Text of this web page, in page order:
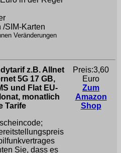
/SIM-Karten
Veränderungen
z.B. Allnet
5G 17 GB,
und Flat EU-
monatlich
Tarife
Sie, dass es
Preis:3,60
Euro
Zum
Amazon
Shop